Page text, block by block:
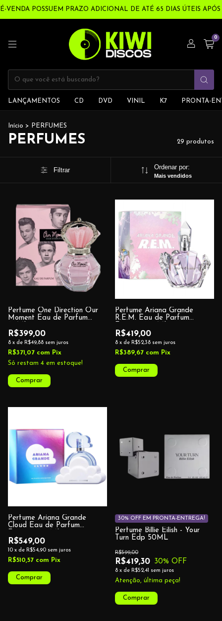
POSSUEM PRAZO ADICIONAL DE ATÉ 65 DIAS ÚTEIS APÓS A
0
LANÇAMENTOS CD DVD VINIL K7 PRONTA-
Início > PERFUMES
PERFUMES 29 produtos
Filtrar Ordenar por:
Mais vendidos
Perfume One Direction Our
Moment Eau de Parfum
R$399,00
8 x de R$49,88 sem juros
R$371,07 com Pix
Só restam 4 em estoque!
Perfume Ariana Grande
R.E.M. Eau de Parfum
R$419,00
8 x de R$52,38 sem juros
R$389,67 com Pix
Perfume Ariana Grande
Cloud Eau de Parfum
R$549,00
10 x de R$54,90 sem juros
R$510,57 com Pix
Perfume Billie Eilish - Your
Turn Edp 50ML
R$419,30
R$599,00
30% OFF
8 x de R$52,41 sem juros
30% OFF EM PRONTA-ENTREGA!
Atenção, última peça!